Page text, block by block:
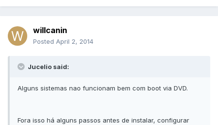
willcanin
Posted April 2, 2014
Jucelio said:
Alguns sistemas nao funcionam bem com boot via DVD.
Fora isso há alguns passos antes de instalar, configurar